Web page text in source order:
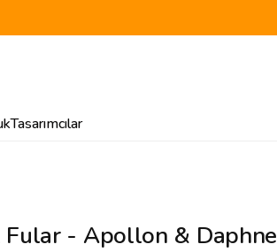
Tasarımcılar
Fular - Apollon & Daphne